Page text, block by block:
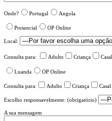
Onde? Portugal Angola
Presencial OP Online
Local:
Consulta para: Adulto Criança Casal
Luanda OP Online
Consulta para: Adulto Criança Casal
Escolho responsavelmente: (obrigatório)
A sua mensagem